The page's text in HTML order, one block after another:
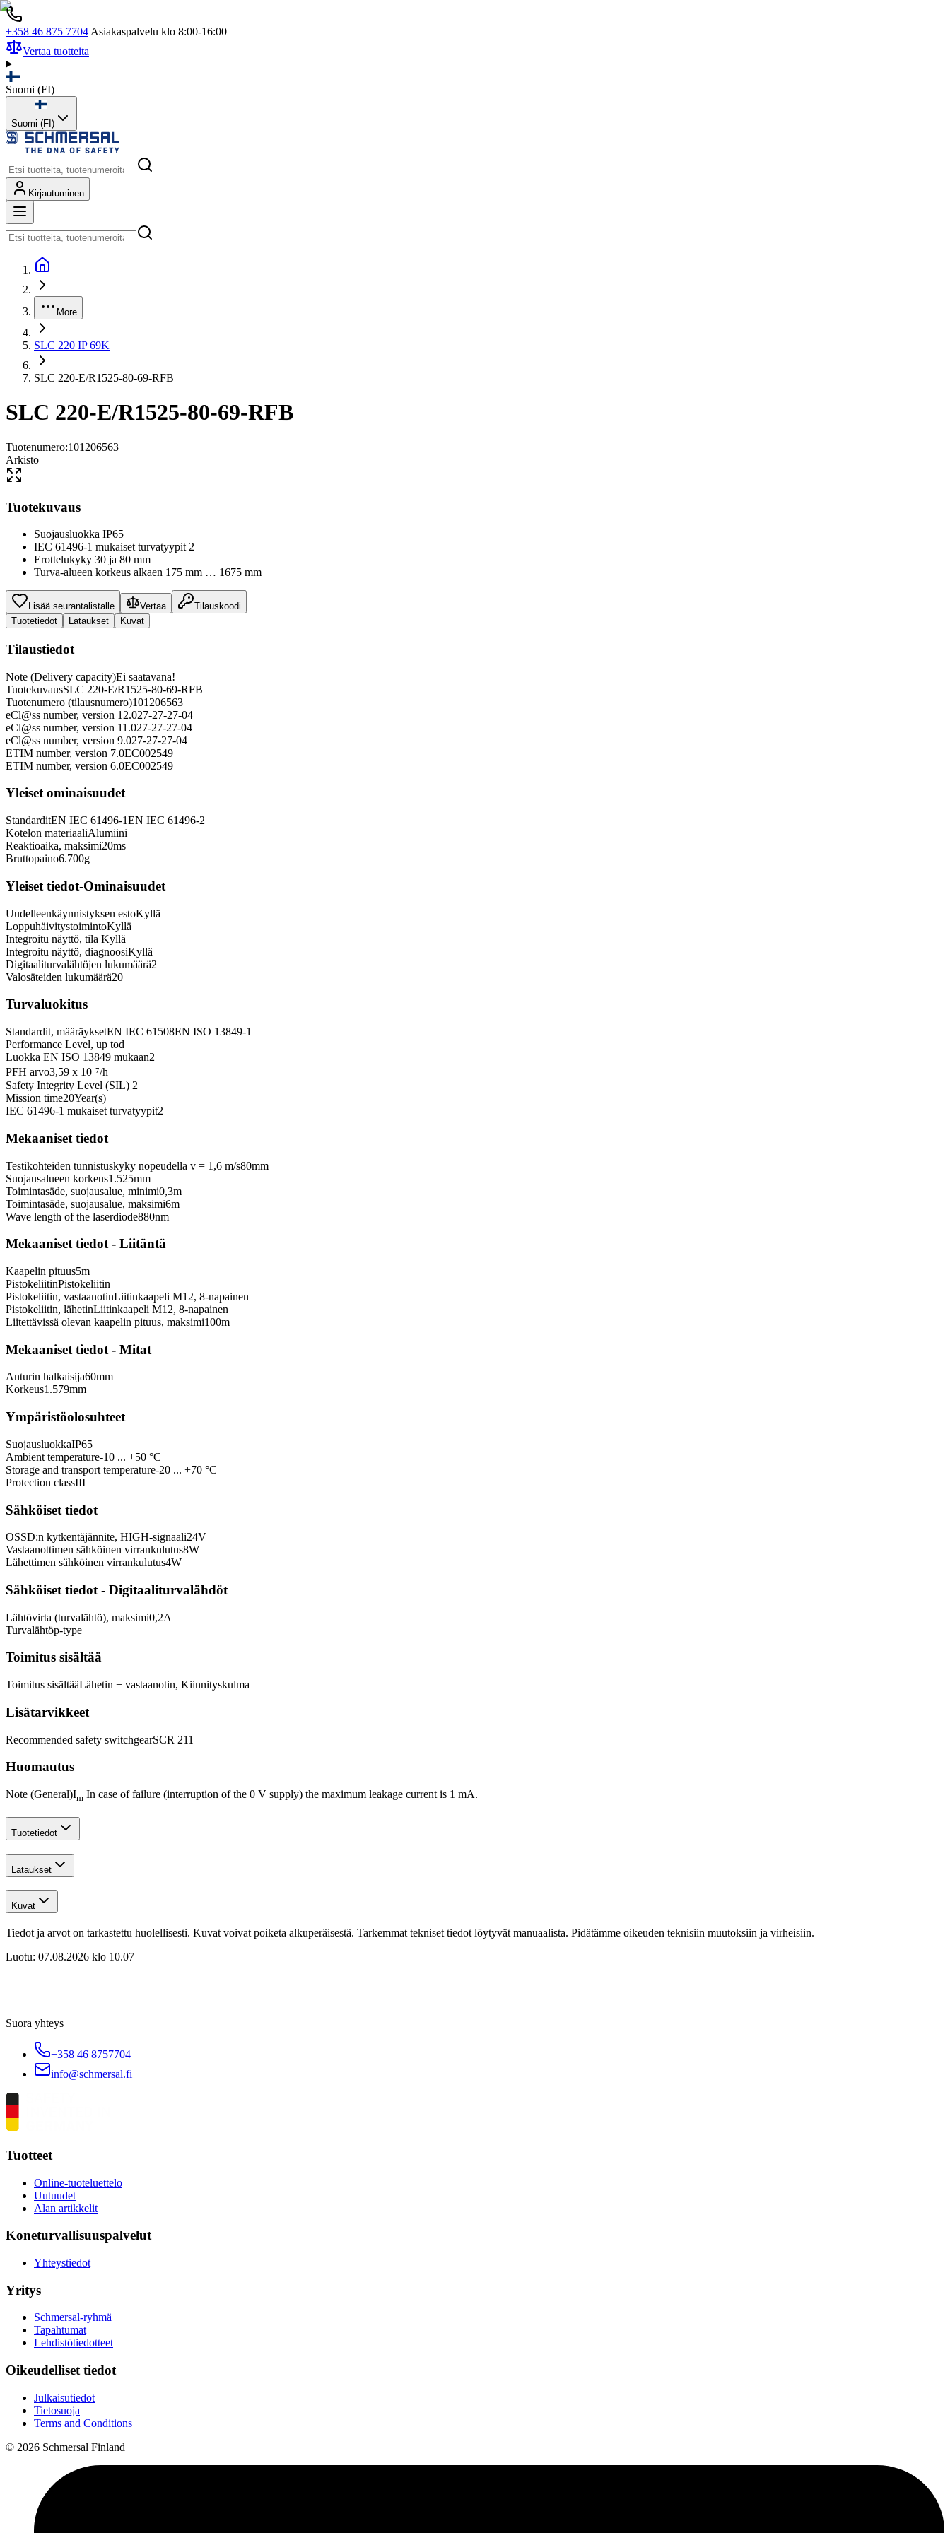
+358 46 875 7704 Asiakaspalvelu klo 8:00-16:00
Vertaa tuotteita
Suomi (FI)
Suomi (FI)
Kirjautuminen
More
SLC 220 IP 69K
SLC 220-E/R1525-80-69-RFB
SLC 220-E/R1525-80-69-RFB
Tuotenumero:101206563
Arkisto
Tuotekuvaus
Suojausluokka IP65
IEC 61496-1 mukaiset turvatyypit 2
Erottelukyky 30 ja 80 mm
Turva-alueen korkeus alkaen 175 mm … 1675 mm
Lisää seurantalistalle Vertaa
Tilauskoodi
Tuotetiedot
Lataukset Kuvat
Tilaustiedot
Note (Delivery capacity)Ei saatavana!
TuotekuvausSLC 220-E/R1525-80-69-RFB
Tuotenumero (tilausnumero)101206563
eCl@ss number, version 12.027-27-27-04
eCl@ss number, version 11.027-27-27-04
eCl@ss number, version 9.027-27-27-04
ETIM number, version 7.0EC002549
ETIM number, version 6.0EC002549
Yleiset ominaisuudet
StandarditEN IEC 61496-1EN IEC 61496-2
Kotelon materiaaliAlumiini
Reaktioaika, maksimi20ms
Bruttopaino6.700g
Yleiset tiedot-Ominaisuudet
Uudelleenkäynnistyksen estoKyllä
LoppuhäivitystoimintoKyllä
Integroitu näyttö, tila Kyllä
Integroitu näyttö, diagnoosiKyllä
Digitaaliturvalähtöjen lukumäärä2
Valosäteiden lukumäärä20
Turvaluokitus
Standardit, määräyksetEN IEC 61508EN ISO 13849-1
Performance Level, up tod
Luokka EN ISO 13849 mukaan2
PFH arvo3,59 x 10⁻⁷/h
Safety Integrity Level (SIL) 2
Mission time20Year(s)
IEC 61496-1 mukaiset turvatyypit2
Mekaaniset tiedot
Testikohteiden tunnistuskyky nopeudella v = 1,6 m/s80mm
Suojausalueen korkeus1.525mm
Toimintasäde, suojausalue, minimi0,3m
Toimintasäde, suojausalue, maksimi6m
Wave length of the laserdiode880nm
Mekaaniset tiedot - Liitäntä
Kaapelin pituus5m
PistokeliitinPistokeliitin
Pistokeliitin, vastaanotinLiitinkaapeli M12, 8-napainen
Pistokeliitin, lähetinLiitinkaapeli M12, 8-napainen
Liitettävissä olevan kaapelin pituus, maksimi100m
Mekaaniset tiedot - Mitat
Anturin halkaisija60mm
Korkeus1.579mm
Ympäristöolosuhteet
SuojausluokkaIP65
Ambient temperature-10 ... +50 °C
Storage and transport temperature-20 ... +70 °C
Protection classIII
Sähköiset tiedot
OSSD:n kytkentäjännite, HIGH-signaali24V
Vastaanottimen sähköinen virrankulutus8W
Lähettimen sähköinen virrankulutus4W
Sähköiset tiedot - Digitaaliturvalähdöt
Lähtövirta (turvalähtö), maksimi0,2A
Turvalähtöp-type
Toimitus sisältää
Toimitus sisältääLähetin + vastaanotin, Kiinnityskulma
Lisätarvikkeet
Recommended safety switchgearSCR 211
Huomautus
Note (General)Im In case of failure (interruption of the 0 V supply) the maximum leakage current is 1 mA.
Tuotetiedot
Lataukset
Kuvat
Tiedot ja arvot on tarkastettu huolellisesti. Kuvat voivat poiketa alkuperäisestä. Tarkemmat tekniset tiedot löytyvät manuaalista. Pidätämme oikeuden teknisiin muutoksiin ja virheisiin.
Luotu: 07.08.2026 klo 10.07
Suora yhteys
+358 46 8757704
info@schmersal.fi
Tuotteet
Online-tuoteluettelo
Uutuudet
Alan artikkelit
Koneturvallisuuspalvelut
Yhteystiedot
Yritys
Schmersal-ryhmä
Tapahtumat
Lehdistötiedotteet
Oikeudelliset tiedot
Julkaisutiedot
Tietosuoja
Terms and Conditions
© 2026 Schmersal Finland